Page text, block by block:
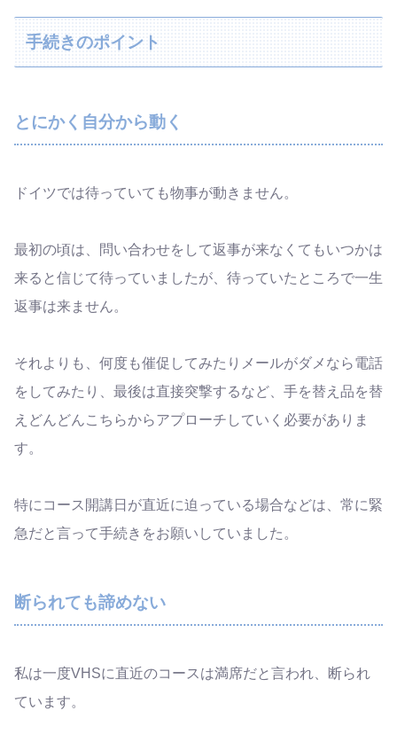
手続きのポイント
とにかく自分から動く
ドイツでは待っていても物事が動きません。
最初の頃は、問い合わせをして返事が来なくてもいつかは
来ると信じて待っていましたが、待っていたところで一生
返事は来ません。
それよりも、何度も催促してみたりメールがダメなら電話
をしてみたり、最後は直接突撃するなど、手を替え品を替
えどんどんこちらからアプローチしていく必要がありま
す。
特にコース開講日が直近に迫っている場合などは、常に緊
急だと言って手続きをお願いしていました。
断られても諦めない
私は一度VHSに直近のコースは満席だと言われ、断られ
ています。